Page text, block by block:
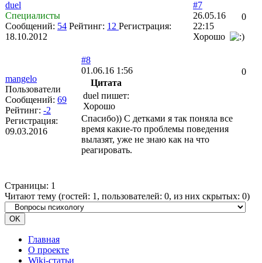
duel
Специалисты
Сообщений: 54 Рейтинг: 12 Регистрация:
18.10.2012
#7
0
26.05.16
22:15
Хорошо
mangelo
Пользователи
Сообщений: 69
Рейтинг: -2
Регистрация:
09.03.2016
#8
0
01.06.16 1:56
Цитата
duel пишет:
Хорошо
Спасибо)) С детками я так поняла все
время какие-то проблемы поведения
вылазят, уже не знаю как на что
реагировать.
Страницы: 1
Читают тему (гостей: 1 , пользователей: 0, из них скрытых: 0)
Главная
О проекте
Wiki-статьи